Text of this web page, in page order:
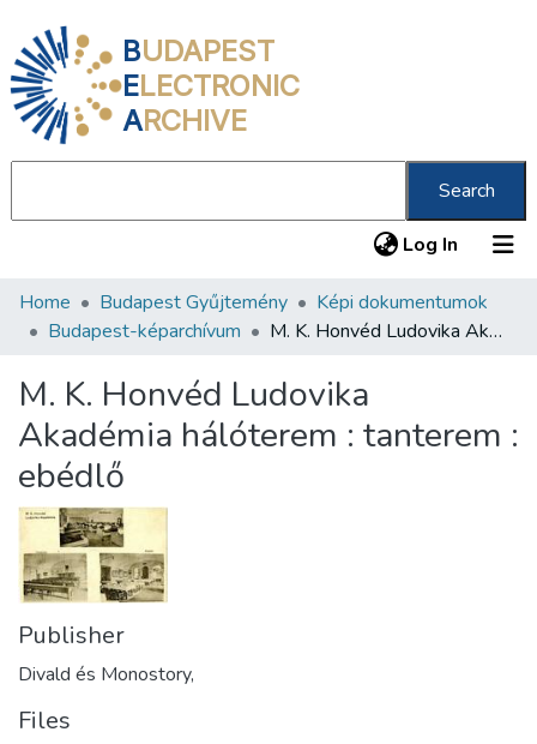
BUDAPEST
ELECTRONIC
ARCHIVE
Search
Log In (current)
Communities & Collections
Statistics
About us
Home Budapest Gyűjtemény
Képi dokumentumok
Budapest-képarchívum
M. K. Honvéd Ludovika Akadémia hálóterem : tanterem : ebédlő
M. K. Honvéd Ludovika
Akadémia hálóterem : tanterem :
ebédlő
Publisher
Divald és Monostory,
Files